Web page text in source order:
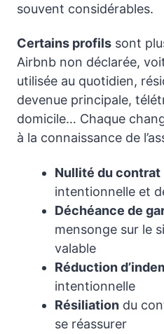
souvent considérables.
Certains profils sont
Airbnb non déclarée,
utilisée au quotidien,
devenue principale,
domicile… Chaque
à la connaissance de
Nullité du contrat
intentionnelle et
Déchéance de
mensonge sur le
valable
Réduction
intentionnelle
Résiliation du
se réassurer